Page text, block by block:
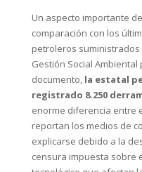
Un aspecto importante
comparación con los
petroleros suministrados
Gestión Social Ambiental
documento, la estatal
registrado 8.250
enorme diferencia entre
reportan los medios de
explicarse debido a la
censura impuesta sobre